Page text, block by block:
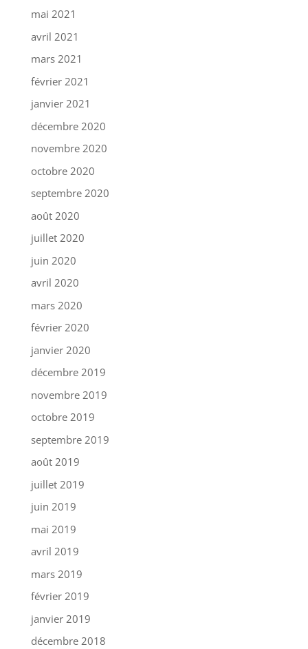
mai 2021
avril 2021
mars 2021
février 2021
janvier 2021
décembre 2020
novembre 2020
octobre 2020
septembre 2020
août 2020
juillet 2020
juin 2020
avril 2020
mars 2020
février 2020
janvier 2020
décembre 2019
novembre 2019
octobre 2019
septembre 2019
août 2019
juillet 2019
juin 2019
mai 2019
avril 2019
mars 2019
février 2019
janvier 2019
décembre 2018